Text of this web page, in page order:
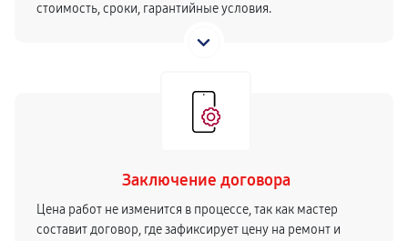
стоимость, сроки, гарантийные условия.
Заключение договора
Цена работ не изменится в процессе, так как мастер
составит договор, где зафиксирует цену на ремонт и